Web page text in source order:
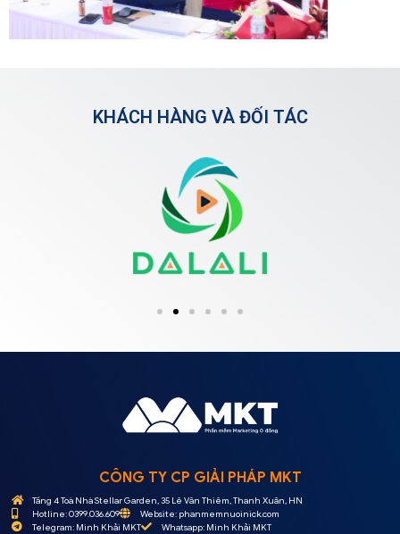
KHÁCH HÀNG VÀ ĐỐI TÁC
CÔNG TY CP GIẢI PHÁP MKT
Tầng 4 Toà Nhà Stellar Garden, 35 Lê Văn Thiêm, Thanh Xuân, HN
Hotline: 0399.036.609
Website: phanmemnuoinick.com
Telegram: Minh Khải MKT
Whatsapp: Minh Khải MKT